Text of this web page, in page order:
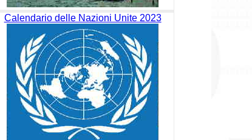
Calendario delle Nazioni Unite 2023